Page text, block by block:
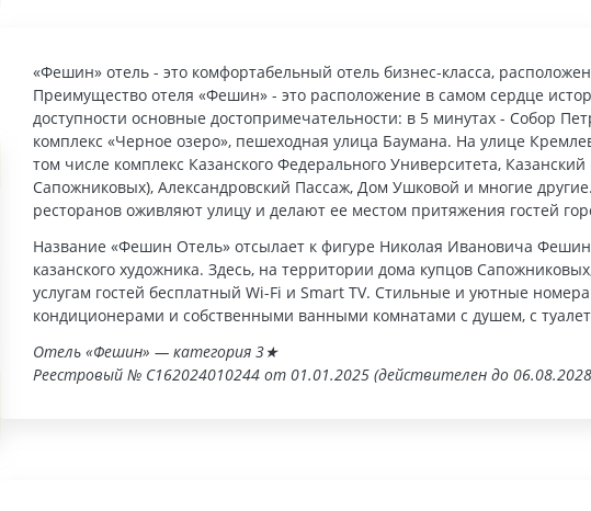
«Фешин» отель - это комфортабельный отель бизнес-класса,
Преимущество отеля «Фешин» - это расположение в самом сердце
доступности основные достопримечательности: в 5 минутах - Собор
комплекс «Черное озеро», пешеходная улица Баумана. На улице
том числе комплекс Казанского Федерального Университета,
Сапожниковых), Александровский Пассаж, Дом Ушковой и многие
ресторанов оживляют улицу и делают ее местом притяжения гостей
Название «Фешин Отель» отсылает к фигуре Николая Ивановича
казанского художника. Здесь, на территории дома купцов
услугам гостей бесплатный Wi-Fi и Smart TV. Стильные и уютные
кондиционерами и собственными ванными комнатами с душем, с
Отель «Фешин» — категория 3★
Реестровый № С162024010244 от 01.01.2025 (действителен до